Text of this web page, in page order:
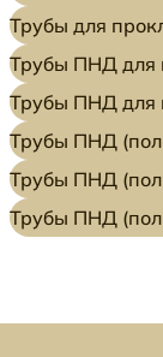
Трубы для
Трубы ПНД для
Трубы ПНД для
Трубы ПНД
Трубы ПНД
Трубы ПНД